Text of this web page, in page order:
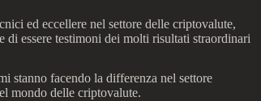
ed eccellere nel settore delle criptovalute,
essere testimoni dei molti risultati straordinari
stanno facendo la differenza nel settore
mondo delle criptovalute.